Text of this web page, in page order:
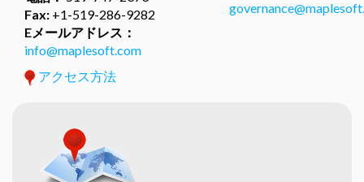
Fax: +1-519-286-9282
Eメールアドレス：
info@maplesoft.com
アクセス方法